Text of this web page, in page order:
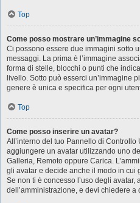
Top
Come posso mostrare un’immagine
Ci possono essere due immagini sotto
messaggi. La prima è l’immagine
forma di stelle, blocchi o punti che
livello. Sotto può esserci un’immagine
genere è unica e specifica per ogni
Top
Come posso inserire un avatar?
All’interno del tuo Pannello di Controllo
aggiungere un avatar utilizzando uno
Galleria, Remoto oppure Carica.
gli avatar e decide anche il modo in cui
Se non ti è concesso l’uso degli avatar,
dell’amministrazione, e devi chiedere a